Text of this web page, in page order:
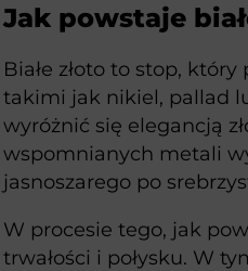
Jak powstaje
Białe złoto to stop,
takimi jak nikiel, pallad
wyróżnić się elegancją
wspomnianych metali
jasnoszarego po
W procesie tego, jak
trwałości i połysku. W